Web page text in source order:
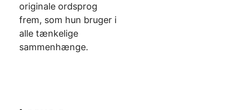
originale ordsprog
frem, som hun bruger i
alle tænkelige
sammenhænge.